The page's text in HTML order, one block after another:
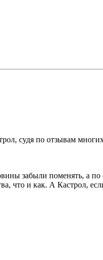
судя по отзывам
забыли поменять, а
что и как. А Кастрол,